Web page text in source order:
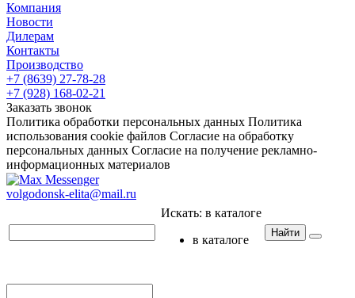
Компания
Новости
Дилерам
Контакты
Производство
+7 (8639) 27-78-28
+7 (928) 168-02-21
Заказать звонок
Политика обработки персональных данных Политика
использования cookie файлов Согласие на обработку
персональных данных Согласие на получение рекламно-
информационных материалов
volgodonsk-elita@mail.ru
Искать: в каталоге
в каталоге
Найти